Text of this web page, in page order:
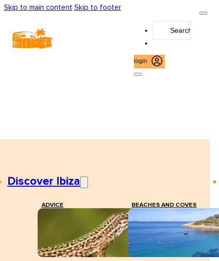
Skip to main content Skip to footer
login
Discover Ibiza
ADVICE BEACHES AND COVES